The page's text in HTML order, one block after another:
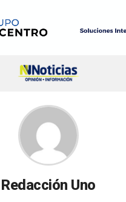
Redacción Uno